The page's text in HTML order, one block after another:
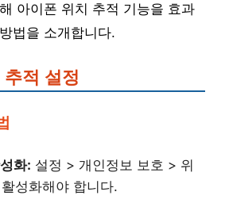
아이폰 위치 추적 기능을 효과
법을 소개합니다.
적 설정
화: 설정 > 개인정보 보호 > 위
성화해야 합니다.